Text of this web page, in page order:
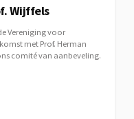
Wijffels
Vereniging voor
met Prof. Herman
comité van aanbeveling.